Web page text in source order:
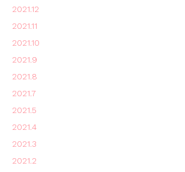
2021.12
2021.11
2021.10
2021.9
2021.8
2021.7
2021.5
2021.4
2021.3
2021.2